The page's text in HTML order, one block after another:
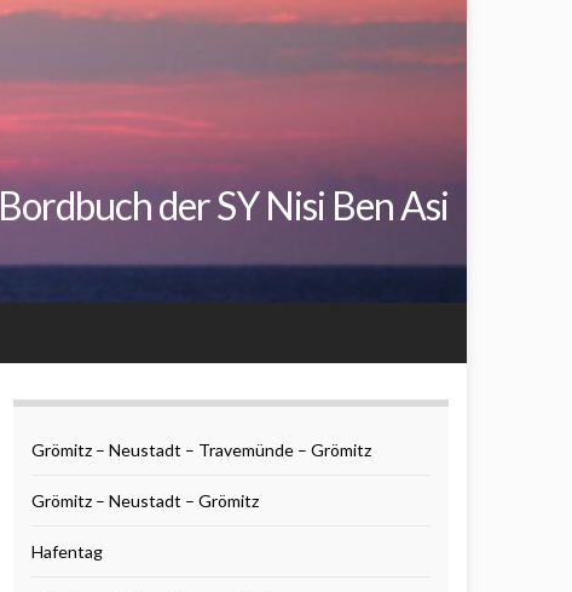
Bordbuch der SY Nisi Ben Asi
Grömitz – Neustadt – Travemünde – Grömitz
Grömitz – Neustadt – Grömitz
Hafentag